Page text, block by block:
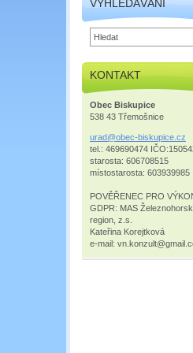
VYHLEDÁVÁNÍ
KONTAKT
Obec Biskupice
538 43 Třemošnice
urad@obec-biskupice.cz
tel.: 469690474
starosta: 606708515
místostarosta: 603939985
POVĚŘENEC PRO
GDPR: MAS
region, z.s.
Kateřina Korejtková
e-mail: